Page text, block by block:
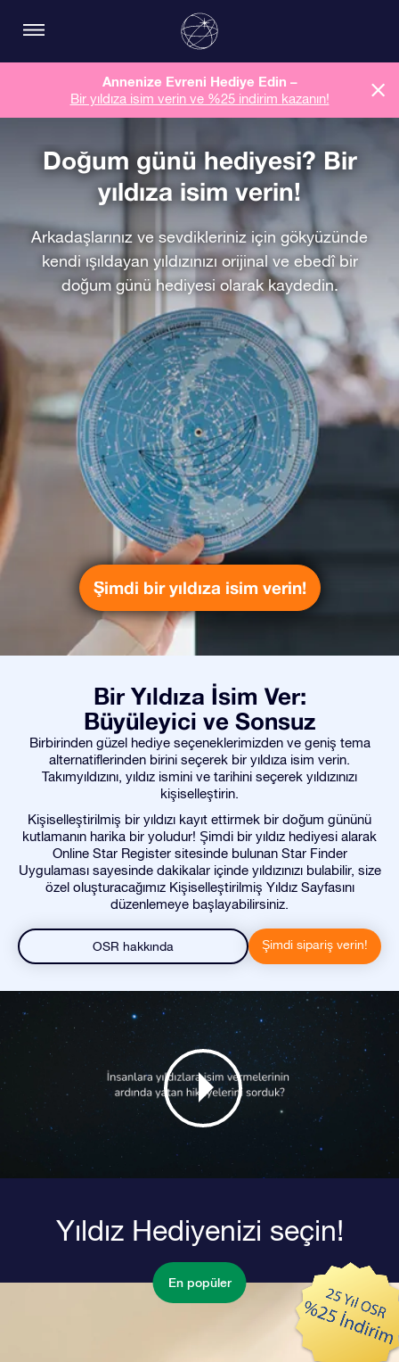
Annenize Evreni Hediye Edin –
Bir yıldıza isim verin ve %25 indirim kazanın!
Doğum günü hediyesi? Bir
yıldıza isim verin!
Arkadaşlarınız ve sevdikleriniz için gökyüzünde
kendi ışıldayan yıldızınızı orijinal ve ebedî bir
doğum günü hediyesi olarak kaydedin.
Şimdi bir yıldıza isim verin!
Bir Yıldıza İsim Ver:
Büyüleyici ve Sonsuz
Birbirinden güzel hediye seçeneklerimizden ve geniş tema
alternatiflerinden birini seçerek bir yıldıza isim verin.
Takımyıldızını, yıldız ismini ve tarihini seçerek yıldızınızı
kişiselleştirin.
Kişiselleştirilmiş bir yıldızı kayıt ettirmek bir doğum gününü
kutlamanın harika bir yoludur! Şimdi bir yıldız hediyesi alarak
Online Star Register sitesinde bulunan Star Finder
Uygulaması sayesinde dakikalar içinde yıldızınızı bulabilir, size
özel oluşturacağımız Kişiselleştirilmiş Yıldız Sayfasını
düzenlemeye başlayabilirsiniz.
OSR hakkında Şimdi sipariş verin!
Yıldız Hediyenizi seçin!
En popüler